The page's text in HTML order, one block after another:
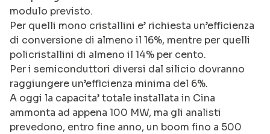
modulo previsto.
Per quelli mono cristallini e’ richiesta un’efficienza
di conversione di almeno il 16%, mentre per quelli
policristallini di almeno il 14% per cento.
Per i semiconduttori diversi dal silicio dovranno
raggiungere un’efficienza minima del 6%.
A oggi la capacita’ totale installata in Cina
ammonta ad appena 100 MW, ma gli analisti
prevedono, entro fine anno, un boom fino a 500